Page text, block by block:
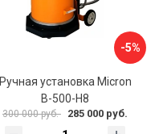
-5%
Ручная установка Micron
В-500-H8
300 000 руб. 285 000 руб.